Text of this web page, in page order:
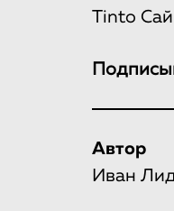
Tinto
Автор
Иван